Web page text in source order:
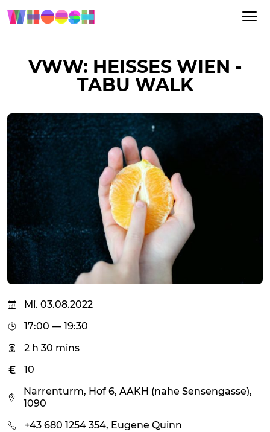
VWW: HEISSES WIEN - T
ABU WALK
Mi. 03.08.2022
17:00 — 19:30
2 h 30 mins
10
Narrenturm, Hof 6, AAKH (nahe Sensengasse),
1090
+43 680 1254 354, Eugene Quinn